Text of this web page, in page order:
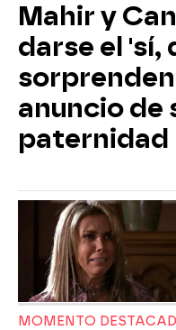
Mahir y
darse el 'sí,
sorprenden
anuncio de
paternidad
MOMENTO